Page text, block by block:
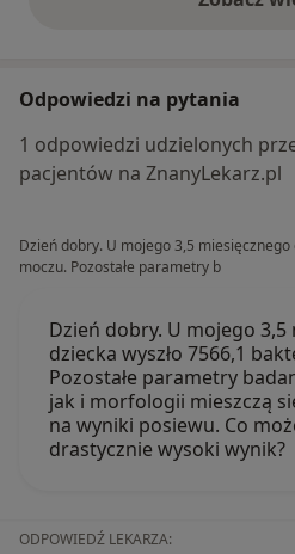
Odpowiedzi na pytania
1 odpowiedzi udzielonych
pacjentów na ZnanyLekarz.pl
Dzień dobry. U mojego 3,5
moczu. Pozostałe parametry b
Dzień dobry. U mojego 3,5
dziecka wyszło 7566,1
Pozostałe parametry
jak i morfologii mieszczą
na wyniki posiewu. Co
drastycznie wysoki wynik?
ODPOWIEDŹ LEKARZA: